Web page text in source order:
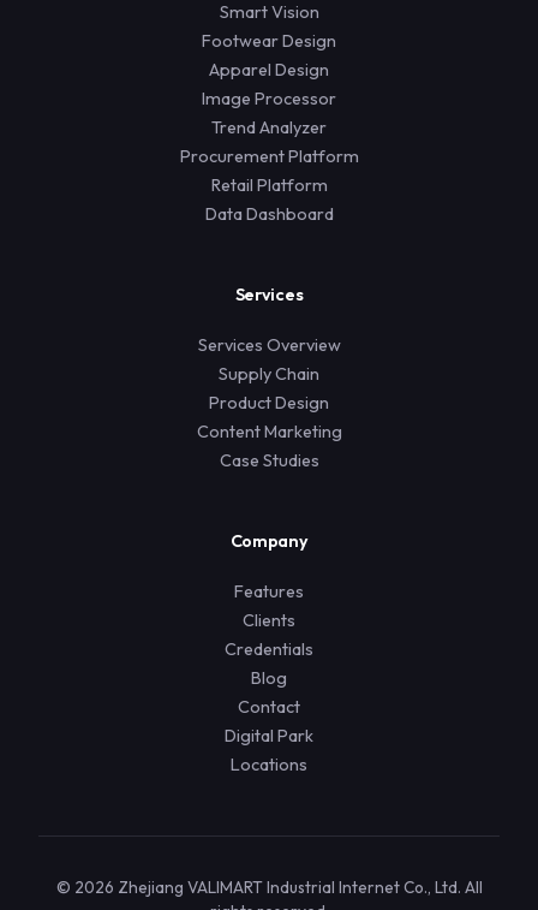
Smart Vision
Footwear Design
Apparel Design
Image Processor
Trend Analyzer
Procurement Platform
Retail Platform
Data Dashboard
Services
Services Overview
Supply Chain
Product Design
Content Marketing
Case Studies
Company
Features
Clients
Credentials
Blog
Contact
Digital Park
Locations
© 2026 Zhejiang VALIMART Industrial Internet Co., Ltd. All